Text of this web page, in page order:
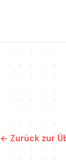
←Zurück zur